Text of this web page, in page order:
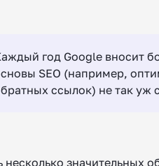
год Google вносит
SEO (например,
ссылок) не так уж
несколько значительных